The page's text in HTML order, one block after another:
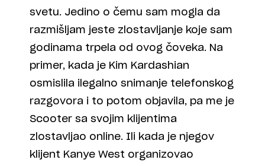
svetu. Jedino o čemu sam mogla da
razmišljam jeste zlostavljanje koje sam
godinama trpela od ovog čoveka. Na
primer, kada je Kim Kardashian
osmislila ilegalno snimanje telefonskog
razgovora i to potom objavila, pa me je
Scooter sa svojim klijentima
zlostavljao online. Ili kada je njegov
klijent Kanye West organizovao